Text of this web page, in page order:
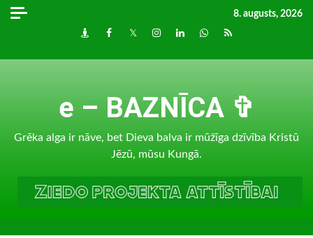
Skip
8. augusts, 2026
DraugiemFacebook
TwitterInstagram
LinkedInwhatsapp
RSS
e – BAZNĪCA ✞
Grēka alga ir nāve, bet Dieva balva ir mūžīga dzīvība Kristū
Jēzū, mūsu Kungā.